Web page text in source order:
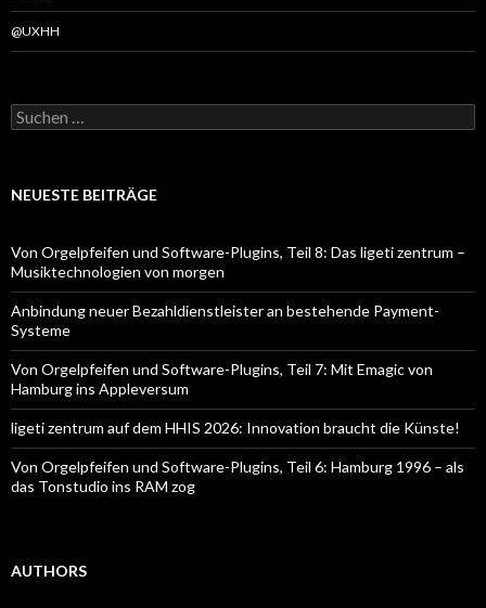
@UXHH
Suchen
nach:
NEUESTE BEITRÄGE
Von Orgelpfeifen und Software-Plugins, Teil 8: Das ligeti zentrum –
Musiktechnologien von morgen
Anbindung neuer Bezahldienstleister an bestehende Payment-
Systeme
Von Orgelpfeifen und Software-Plugins, Teil 7: Mit Emagic von
Hamburg ins Appleversum
ligeti zentrum auf dem HHIS 2026: Innovation braucht die Künste!
Von Orgelpfeifen und Software-Plugins, Teil 6: Hamburg 1996 – als
das Tonstudio ins RAM zog
AUTHORS